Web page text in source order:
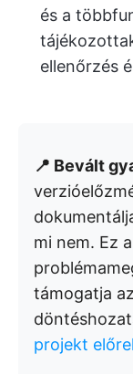
és a
ellenőrzés
📍 Bevált
mi nem. Ez
támogatja
projekt